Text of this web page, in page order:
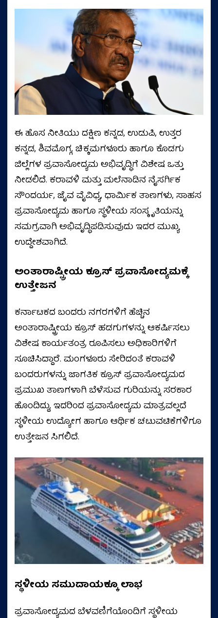
ಈ ಹೊಸ ನೀತಿಯು ದಕ್ಷಿಣ ಕನ್ನಡ, ಉಡುಪಿ, ಉತ್ತರ
ಕನ್ನಡ, ಶಿವಮೊಗ್ಗ, ಚಿಕ್ಕಮಗಳೂರು ಹಾಗೂ ಕೊಡಗು
ಜಿಲ್ಲೆಗಳ ಪ್ರವಾಸೋದ್ಯಮ ಅಭಿವೃದ್ಧಿಗೆ ವಿಶೇಷ ಒತ್ತು
ನೀಡಲಿದೆ. ಕರಾವಳಿ ಮತ್ತು ಮಲೆನಾಡಿನ ನೈಸರ್ಗಿಕ
ಸೌಂದರ್ಯ, ಜೈವ ವೈವಿಧ್ಯ, ಧಾರ್ಮಿಕ ತಾಣಗಳು, ಸಾಹಸ
ಪ್ರವಾಸೋದ್ಯಮ ಹಾಗೂ ಸ್ಥಳೀಯ ಸಂಸ್ಕೃತಿಯನ್ನು
ಸಮಗ್ರವಾಗಿ ಅಭಿವೃದ್ಧಿಪಡಿಸುವುದು ಇದರ ಮುಖ್ಯ
ಉದ್ದೇಶವಾಗಿದೆ.
ಅಂತಾರಾಷ್ಟ್ರೀಯ ಕ್ರೂಸ್ ಪ್ರವಾಸೋದ್ಯಮಕ್ಕೆ
ಉತ್ತೇಜನ
ಕರ್ನಾಟಕದ ಬಂದರು ನಗರಗಳಿಗೆ ಹೆಚ್ಚಿನ
ಅಂತಾರಾಷ್ಟ್ರೀಯ ಕ್ರೂಸ್ ಹಡಗುಗಳನ್ನು ಆಕರ್ಷಿಸಲು
ವಿಶೇಷ ಕಾರ್ಯತಂತ್ರ ರೂಪಿಸಲು ಅಧಿಕಾರಿಗಳಿಗೆ
ಸೂಚಿಸಿದ್ದಾರೆ. ಮಂಗಳೂರು ಸೇರಿದಂತೆ ಕರಾವಳಿ
ಬಂದರುಗಳನ್ನು ಜಾಗತಿಕ ಕ್ರೂಸ್ ಪ್ರವಾಸೋದ್ಯಮದ
ಪ್ರಮುಖ ತಾಣಗಳಾಗಿ ಬೆಳೆಸುವ ಗುರಿಯನ್ನು ಸರಕಾರ
ಹೊಂದಿದ್ದು, ಇದರಿಂದ ಪ್ರವಾಸೋದ್ಯಮ ಮಾತ್ರವಲ್ಲದೆ
ಸ್ಥಳೀಯ ಉದ್ಯೋಗ ಹಾಗೂ ಆರ್ಥಿಕ ಚಟುವಟಿಕೆಗಳಿಗೂ
ಉತ್ತೇಜನ ಸಿಗಲಿದೆ.
ಸ್ಥಳೀಯ ಸಮುದಾಯಕ್ಕೂ ಲಾಭ
ಪ್ರವಾಸೋದ್ಯಮದ ಬೆಳವಣಿಗೆಯೊಂದಿಗೆ ಸ್ಥಳೀಯ